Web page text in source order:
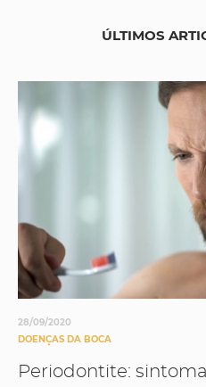
ÚLTIMOS
28/09/2020
DOENÇAS DA BOCA
Periodontite: